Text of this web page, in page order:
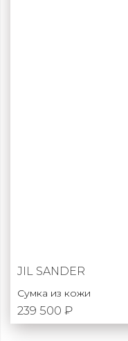
JIL SANDER
Сумка из кожи
239 500 ₽